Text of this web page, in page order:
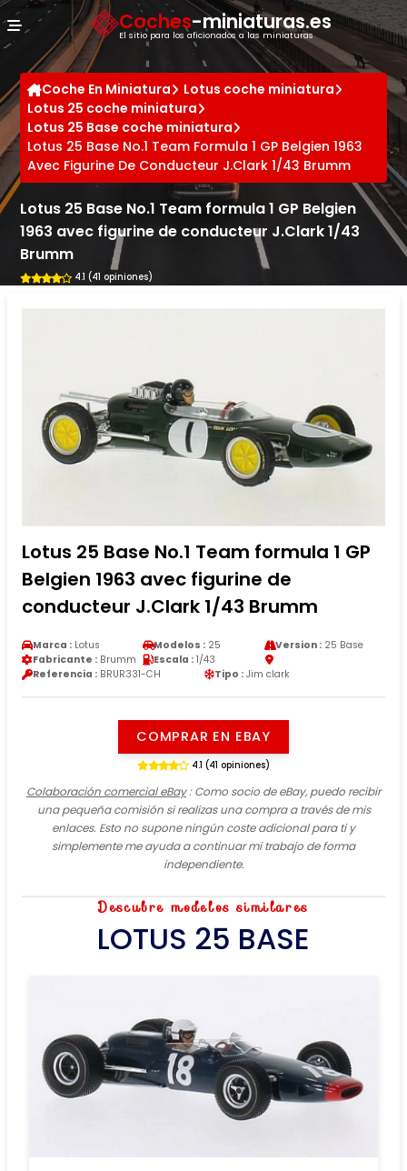
Coches-miniaturas.es
El sitio para los aficionados a las miniaturas
Coche En Miniatura
Lotus coche miniatura
Lotus 25 coche miniatura
Lotus 25 Base coche miniatura
Lotus 25 Base No.1 Team Formula 1 GP Belgien 1963
Avec Figurine De Conducteur J.Clark 1/43 Brumm
Lotus 25 Base No.1 Team formula 1 GP Belgien
1963 avec figurine de conducteur J.Clark 1/43
Brumm
4.1 (41 opiniones)
Lotus 25 Base No.1 Team formula 1 GP
Belgien 1963 avec figurine de
conducteur J.Clark 1/43 Brumm
Marca : Lotus Modelos : 25 Version :25 Base
Fabricante : Brumm Escala : 1/43
Referencia : BRUR331-CH Tipo : Jim clark
COMPRAR EN EBAY
4.1 (41 opiniones)
Colaboración comercial eBay: Como socio de eBay, puedo recibir
una pequeña comisión si realizas una compra a través de mis
enlaces. Esto no supone ningún coste adicional para ti y
simplemente me ayuda a continuar mi trabajo de forma
independiente.
Descubre modelos similares
LOTUS 25 BASE
Panel de gestión de cookies